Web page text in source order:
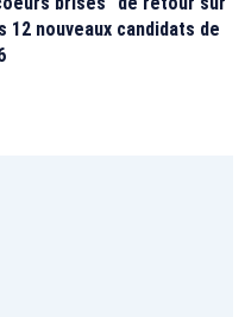
12 nouveaux candidats de